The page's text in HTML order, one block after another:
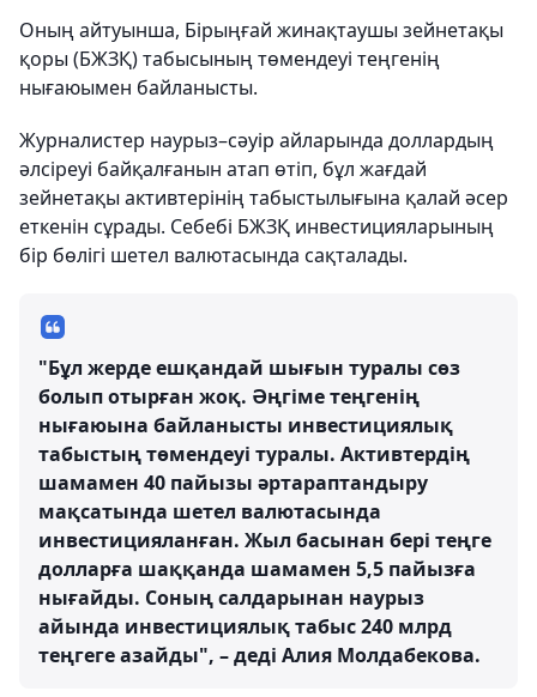
Оның айтуынша, Бірыңғай жинақтаушы зейнетақы
қоры (БЖЗҚ) табысының төмендеуі теңгенің
нығаюымен байланысты.
Журналистер наурыз–сәуір айларында доллардың
әлсіреуі байқалғанын атап өтіп, бұл жағдай
зейнетақы активтерінің табыстылығына қалай әсер
еткенін сұрады. Себебі БЖЗҚ инвестицияларының
бір бөлігі шетел валютасында сақталады.
"Бұл жерде ешқандай шығын туралы сөз
болып отырған жоқ. Әңгіме теңгенің
нығаюына байланысты инвестициялық
табыстың төмендеуі туралы. Активтердің
шамамен 40 пайызы әртараптандыру
мақсатында шетел валютасында
инвестицияланған. Жыл басынан бері теңге
долларға шаққанда шамамен 5,5 пайызға
нығайды. Соның салдарынан наурыз
айында инвестициялық табыс 240 млрд
теңгеге азайды", – деді Алия Молдабекова.